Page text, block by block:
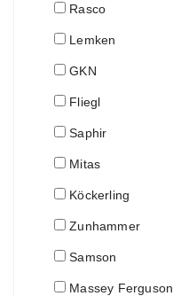
Rasco
Lemken
GKN
Fliegl
Saphir
Mitas
Köckerling
Zunhammer
Samson
Massey Ferguson